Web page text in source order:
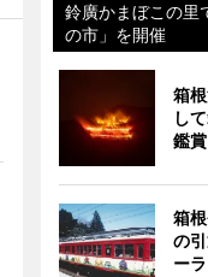
鈴廣かまぼこの里
の市」を開催
箱
し
鑑
箱
の
ー